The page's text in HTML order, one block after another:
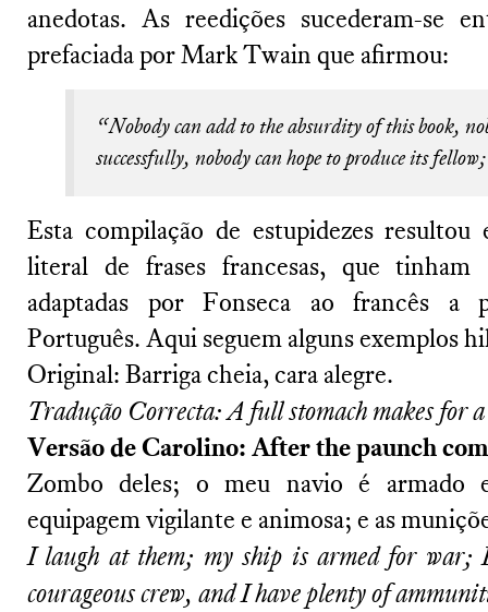
anedotas. As reedições sucederam-se
prefaciada por Mark Twain que afirmou:
“Nobody can add to the absurdity of this book,
successfully, nobody can hope to produce its
Esta compilação de estupidezes resultou
literal de frases francesas, que tinham
adaptadas por Fonseca ao francês a
Português. Aqui seguem alguns exemplos
Original: Barriga cheia, cara alegre.
Tradução Correcta: A full stomach makes for
Versão de Carolino: After the paunch
Zombo deles; o meu navio é armado
equipagem vigilante e animosa; e as
I laugh at them; my ship is armed for war;
courageous crew, and I have plenty of